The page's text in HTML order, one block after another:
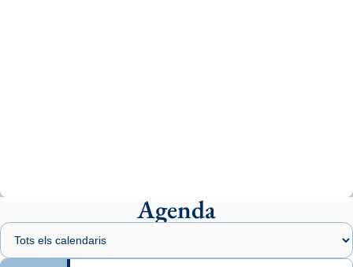
presidit aquest 27 de juliol la missa de Les
Santes de Mataró.
🔗
Agenda